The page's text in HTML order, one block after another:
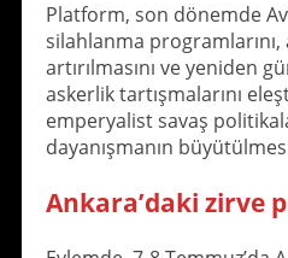
Platform, son dönemde
silahlanma
artırılmasını ve yeniden
askerlik tartışmalarını
emperyalist savaş
dayanışmanın
Ankara’daki zirve